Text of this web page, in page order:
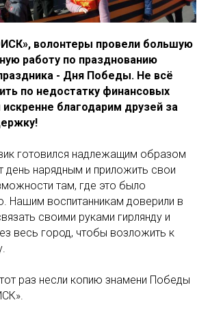
волонтеры провели большую
работу по празднованию
- Дня Победы. Не всё
по недостатку финансовых
благодарим друзей за
готовился надлежащим образом
день нарядным и приложить свои
там, где это было
Нашим воспитанникам доверили в
своими руками гирлянду и
весь город, чтобы возложить к
раз несли копию знамени Победы